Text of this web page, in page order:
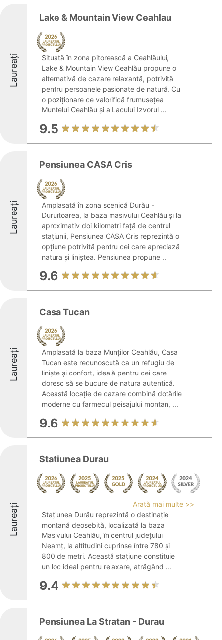
Laureați
Lake & Mountain View Ceahlau
Situată în zona pitorească a Ceahlăului,
Lake & Mountain View Ceahlău propune o
alternativă de cazare relaxantă, potrivită
pentru persoanele pasionate de natură. Cu
o poziționare ce valorifică frumusețea
Muntelui Ceahlău și a Lacului Izvorul ...
9.5
Laureați
Pensiunea CASA Cris
Amplasată în zona scenică Durău -
Duruitoarea, la baza masivului Ceahlău și la
aproximativ doi kilometri față de centrul
stațiunii, Pensiunea CASA Cris reprezintă o
opțiune potrivită pentru cei care apreciază
natura și liniștea. Pensiunea propune ...
9.6
Laureați
Casa Tucan
Amplasată la baza Munților Ceahlău, Casa
Tucan este recunoscută ca un refugiu de
liniște și confort, ideală pentru cei care
doresc să se bucure de natura autentică.
Această locație de cazare combină dotările
moderne cu farmecul peisajului montan, ...
9.6
Laureați
Statiunea Durau
Arată mai multe >>
Stațiunea Durău reprezintă o destinație
montană deosebită, localizată la baza
Masivului Ceahlău, în centrul județului
Neamț, la altitudini cuprinse între 780 și
800 de metri. Această stațiune constituie
un loc ideal pentru relaxare, atrăgând ...
9.4
Pensiunea La Stratan - Durau